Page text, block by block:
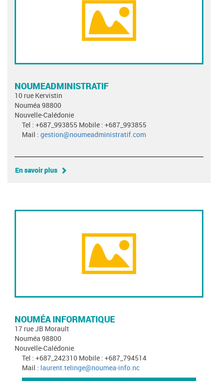
NOUMEADMINISTRATIF
10 rue Kervistin
Nouméa 98800
Nouvelle-Calédonie
Tel : +687_993855 Mobile : +687_993855
Mail : gestion@noumeadministratif.com
En savoir plus
NOUMÉA INFORMATIQUE
17 rue JB Morault
Nouméa 98800
Nouvelle-Calédonie
Tel : +687_242310 Mobile : +687_794514
Mail : laurent.telinge@noumea-info.nc